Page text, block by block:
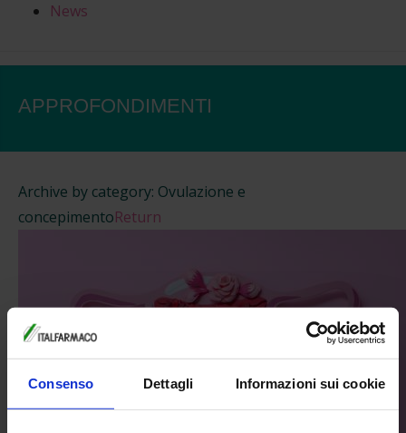
Consenso Dettagli Informazioni sui cookie
News
APPROFONDIMENTI
Archive by category: Ovulazione e
concepimentoReturn